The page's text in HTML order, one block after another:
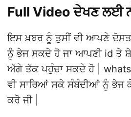
Full Video ਦੇਖਣ ਲਈ
ਇਸ ਖ਼ਬਰ ਨੂੰ ਤੁਸੀਂ ਵੀ ਆਪਣੇ ਦੋਸਤ
ਨੂੰ ਭੇਜ ਸਕਦੇ ਹੋ ਜਾ ਆਪਣੀ id ਤੇ
ਅੱਗੇ ਤੱਕ ਪਹੁੰਚਾ ਸਕਦੇ ਹੋ |
ਵੀ ਸਾਰਿਆਂ ਸਕੇ ਸੰਬੰਦੀਆਂ ਨੂੰ ਭੇਜ
ਕਰੋ ਜੀ |